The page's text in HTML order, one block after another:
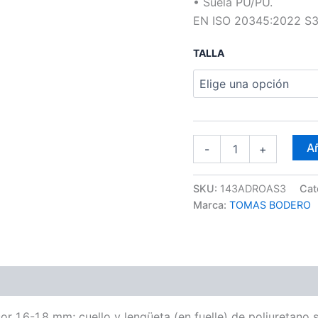
EN ISO 20345:2022
TALLA
- +
SKU: 143ADROAS3
Marca: TOMAS BODERO